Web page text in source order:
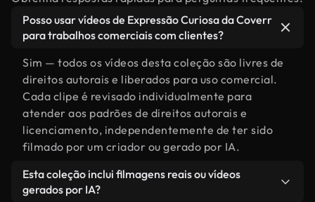
Posso usar vídeos de Expressão Curiosa da Coverr
para trabalhos comerciais com clientes?
Sim — todos os vídeos desta coleção são livres de
direitos autorais e liberados para uso comercial.
Cada clipe é revisado individualmente para
atender aos padrões de direitos autorais e
licenciamento, independentemente de ter sido
filmado por um criador ou gerado por IA.
Esta coleção inclui filmagens reais ou vídeos
gerados por IA?